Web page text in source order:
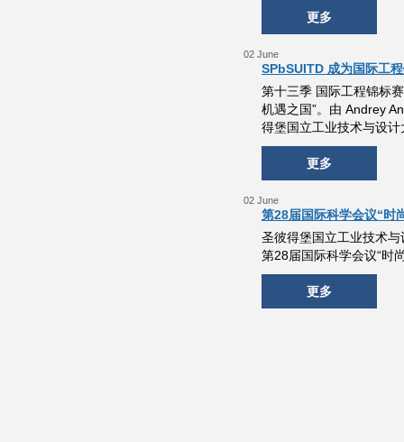
更多
02 June
SPbSUITD 成为国际工
第十三季 国际工程锦标
机遇之国”。由 Andrey
得堡国立工业技术与设
更多
02 June
第28届国际科学会议“时
圣彼得堡国立工业技术
第28届国际科学会议“
更多